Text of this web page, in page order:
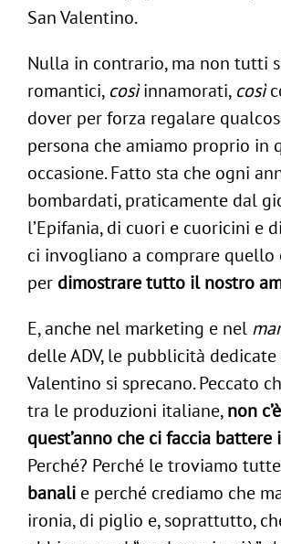
San Valentino.
Nulla in contrario, ma non tutti
romantici, cosìinnamorati, così
dover per forza regalare
persona che amiamo proprio in
occasione. Fatto sta che ogni
bombardati, praticamente dal
l’Epifania, di cuori e cuoricini e
ci invogliano a comprare quello
per dimostrare tutto il nostro
E, anche nel marketing e nel
delle ADV, le pubblicità dedicate
Valentino si sprecano. Peccato
tra le produzioni italiane,non
quest’anno che ci faccia battere
Perché? Perché le troviamo tutte
banali e perché crediamo che
ironia, di piglio e, soprattutto,